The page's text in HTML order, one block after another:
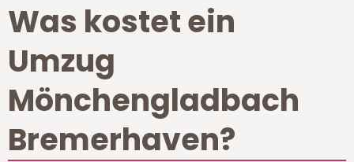
Was kostet ein
Umzug
Mönchengladbach
Bremerhaven?